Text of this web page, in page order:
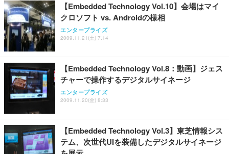
【Embedded Technology Vol.10】会場はマイ
クロソフト vs. Androidの様相
エンタープライズ
2009.11.21(土) 7:14
【Embedded Technology Vol.8：動画】ジェス
チャーで操作するデジタルサイネージ
エンタープライズ
2009.11.20(金) 8:33
【Embedded Technology Vol.3】東芝情報シス
テム、次世代UIを装備したデジタルサイネージ